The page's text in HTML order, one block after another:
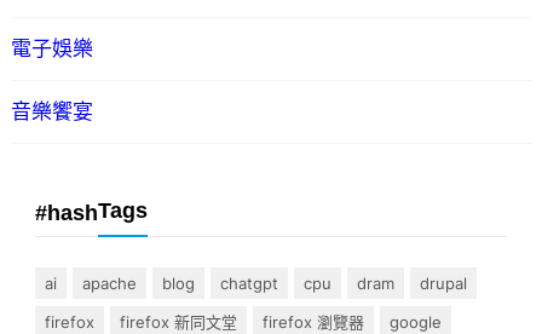
電子娛樂
音樂饗宴
#hashTags
ai apache blog chatgpt cpu dram
drupal
firefox
firefox 新同文堂 firefox 瀏覽器
google